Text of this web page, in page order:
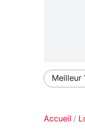
Meilleur
Accueil